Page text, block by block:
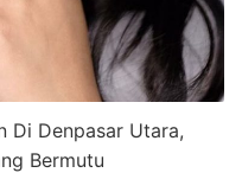
Di Denpasar Utara,
Bermutu